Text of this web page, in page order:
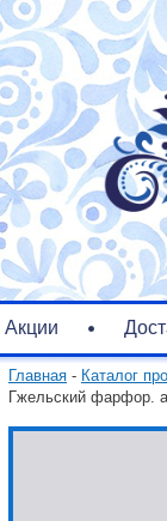
Акции
Главная - Каталог
Гжельский фарфор.